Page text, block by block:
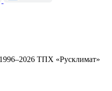
ТПХ «Русклимат»